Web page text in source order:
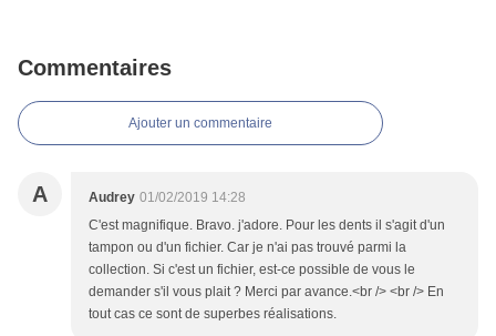
Commentaires
Ajouter un commentaire
A Audrey 01/02/2019 14:28
C'est magnifique. Bravo. j'adore. Pour les dents il s'agit d'un
tampon ou d'un fichier. Car je n'ai pas trouvé parmi la
collection. Si c'est un fichier, est-ce possible de vous le
demander s'il vous plait ? Merci par avance.<br /> <br /> En
tout cas ce sont de superbes réalisations.